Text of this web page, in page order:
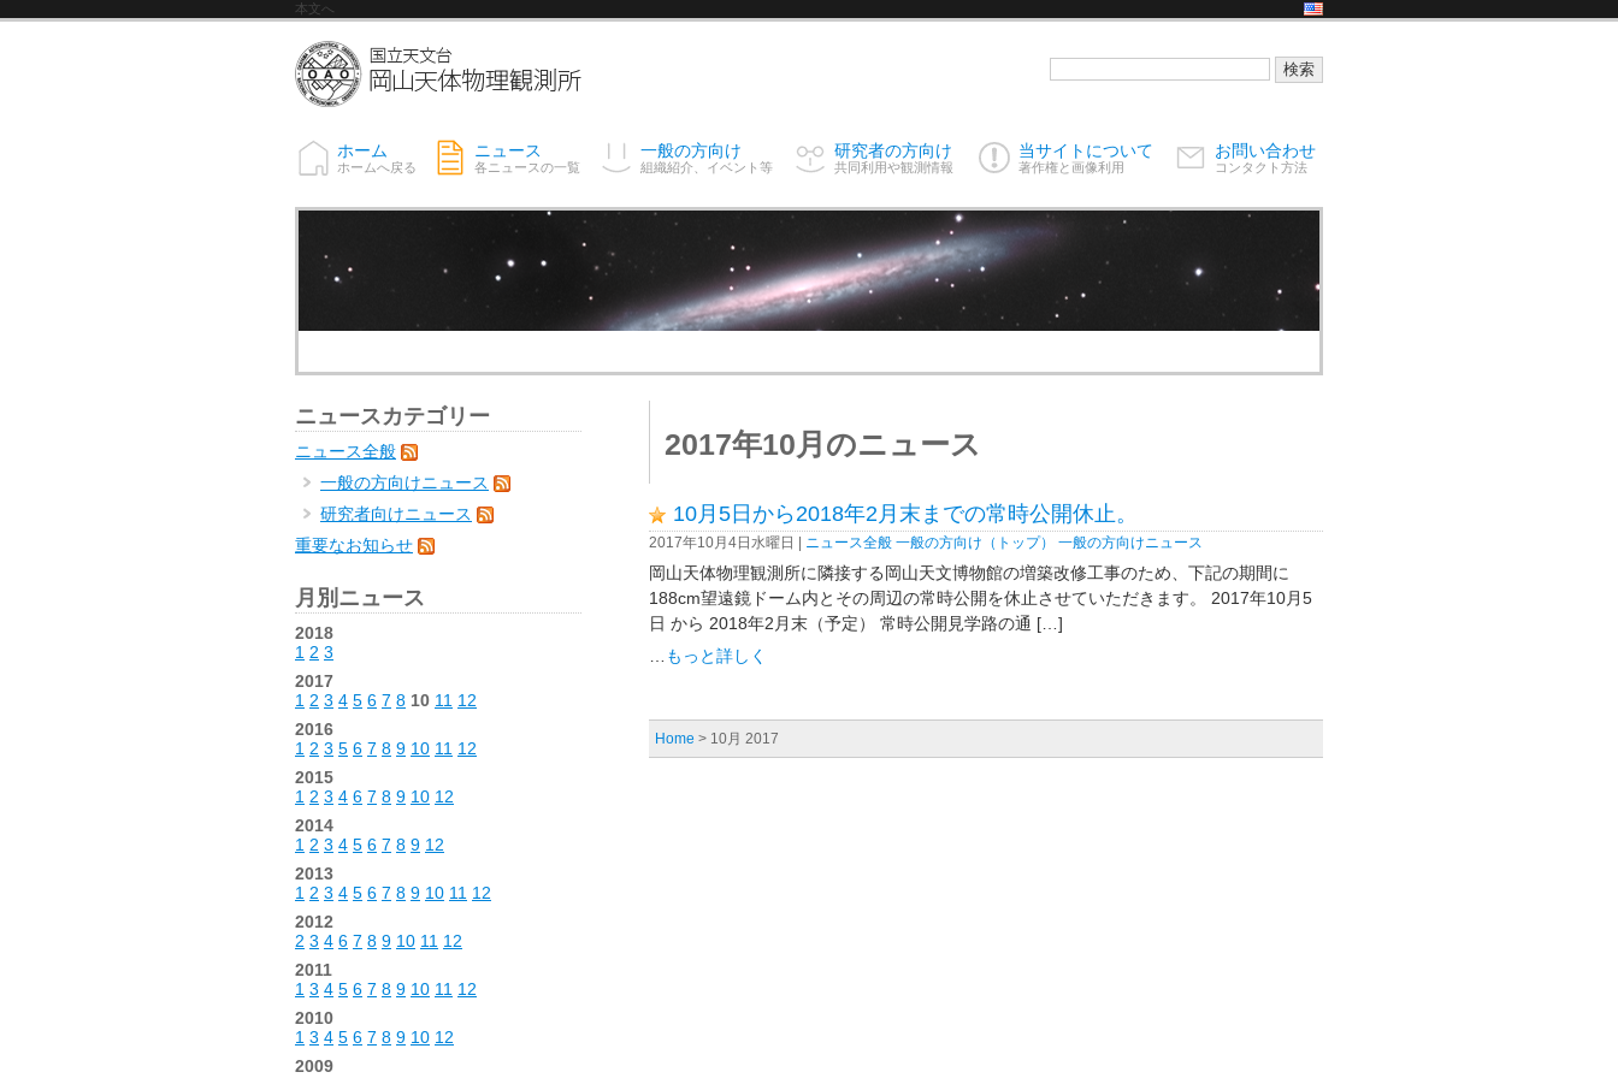
本文へ
ホーム
ホームへ戻る
ニュース
各ニュースの一覧
一般の方向け
組織紹介、イベント等
研究者の方向け
共同利用や観測情報
当サイトについて
著作権と画像利用
お問い合わせ
コンタクト方法
2017年10月のニュース
10月5日から2018年2月末までの常時公開休止。
2017年10月4日水曜日 | ニュース全般 一般の方向け（トップ） 一般の方向けニュース
岡山天体物理観測所に隣接する岡山天文博物館の増築改修工事のため、下記の期間に
188cm望遠鏡ドーム内とその周辺の常時公開を休止させていただきます。 2017年10月5
日 から 2018年2月末（予定） 常時公開見学路の通 […]
もっと詳しく
Home > 10月 2017
ニュースカテゴリー
ニュース全般
一般の方向けニュース
研究者向けニュース
重要なお知らせ
月別ニュース
2018
1 2 3
2017
1 2 3 4 5 6 7 8 10 11 12
2016
1 2 3 5 6 7 8 9 10 11 12
2015
1 2 3 4 6 7 8 9 10 12
2014
1 2 3 4 5 6 7 8 9 12
2013
1 2 3 4 5 6 7 8 9 10 11 12
2012
2 3 4 6 7 8 9 10 11 12
2011
1 3 4 5 6 7 8 9 10 11 12
2010
1 3 4 5 6 7 8 9 10 12
2009